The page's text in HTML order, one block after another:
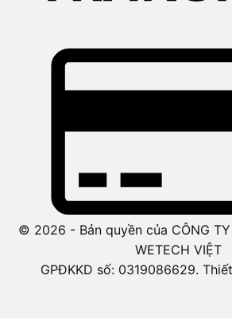
© 2026 - Bản quyền của CÔNG TY
WETECH VIỆT
GPĐKKD số: 0319086629.